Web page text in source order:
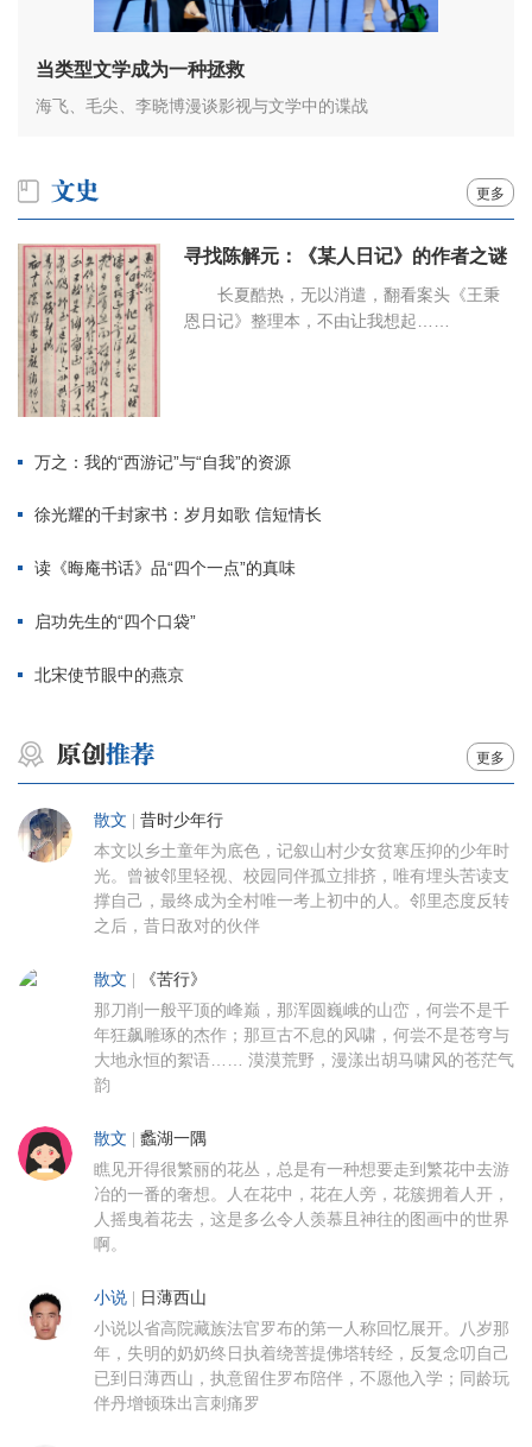
当类型文学成为一种拯救
海飞、毛尖、李晓博漫谈影视与文学中的谍战
更多
寻找陈解元：《某人日记》的作者之谜
长夏酷热，无以消遣，翻看案头《王秉
恩日记》整理本，不由让我想起……
万之：我的“西游记”与“自我”的资源
徐光耀的千封家书：岁月如歌 信短情长
读《晦庵书话》品“四个一点”的真味
启功先生的“四个口袋”
北宋使节眼中的燕京
更多
散文 昔时少年行
本文以乡土童年为底色，记叙山村少女贫寒压抑的少年时
光。曾被邻里轻视、校园同伴孤立排挤，唯有埋头苦读支
撑自己，最终成为全村唯一考上初中的人。邻里态度反转
之后，昔日敌对的伙伴
散文 《苦行》
那刀削一般平顶的峰巅，那浑圆巍峨的山峦，何尝不是千
年狂飙雕琢的杰作；那亘古不息的风啸，何尝不是苍穹与
大地永恒的絮语…… 漠漠荒野，漫漾出胡马啸风的苍茫气
韵
散文 蠡湖一隅
瞧见开得很繁丽的花丛，总是有一种想要走到繁花中去游
冶的一番的奢想。人在花中，花在人旁，花簇拥着人开，
人摇曳着花去，这是多么令人羡慕且神往的图画中的世界
啊。
小说 日薄西山
小说以省高院藏族法官罗布的第一人称回忆展开。八岁那
年，失明的奶奶终日执着绕菩提佛塔转经，反复念叨自己
已到日薄西山，执意留住罗布陪伴，不愿他入学；同龄玩
伴丹增顿珠出言刺痛罗